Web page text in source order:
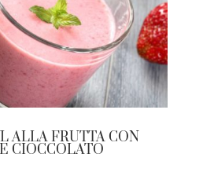
ALLA FRUTTA CON
CIOCCOLATO